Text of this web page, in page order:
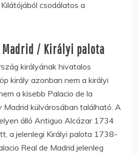
csodálatos a
Madrid / Királyi palota
királyának hivatalos
király azonban nem a királyi
a kisebb Palacio de la
Madrid külvárosában található. A
álló Antiguo Alcázar 1734
a jelenlegi Királyi palota 1738-
Real de Madrid jelenleg